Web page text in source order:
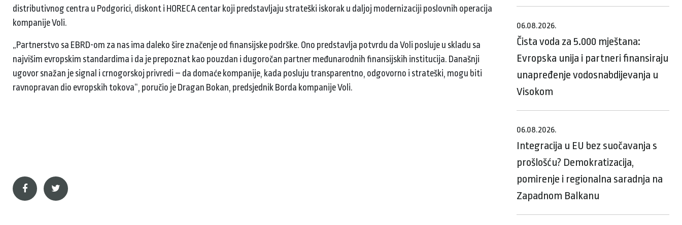
distributivnog centra u Podgorici, diskont i HORECA centar koji predstavljaju strateški iskorak u daljoj modernizaciji poslovnih operacija
kompanije Voli.
„Partnerstvo sa EBRD-om za nas ima daleko šire značenje od finansijske podrške. Ono predstavlja potvrdu da Voli posluje u skladu sa
najvišim evropskim standardima i da je prepoznat kao pouzdan i dugoročan partner međunarodnih finansijskih institucija. Današnji
ugovor snažan je signal i crnogorskoj privredi – da domaće kompanije, kada posluju transparentno, odgovorno i strateški, mogu biti
ravnopravan dio evropskih tokova“, poručio je Dragan Bokan, predsjednik Borda kompanije Voli.
06.08.2026.
Čista voda za 5.000 mještana:
Evropska unija i partneri finansiraju
unapređenje vodosnabdijevanja u
Visokom
06.08.2026.
Integracija u EU bez suočavanja s
prošlošću? Demokratizacija,
pomirenje i regionalna saradnja na
Zapadnom Balkanu